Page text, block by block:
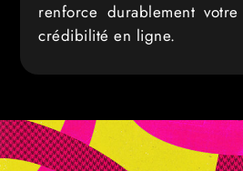
renforce durablement
crédibilité en ligne.